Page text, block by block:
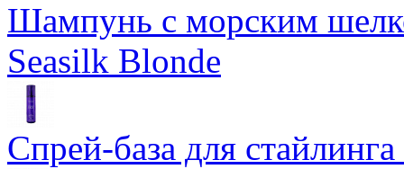
Шампунь с морским
Seasilk Blonde
Спрей-база для